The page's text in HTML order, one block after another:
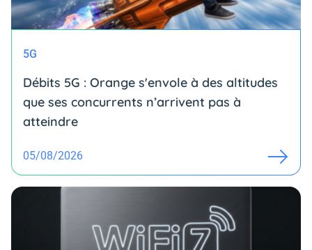
5G
Débits 5G : Orange s'envole à des altitudes
que ses concurrents n’arrivent pas à
atteindre
05/08/2026